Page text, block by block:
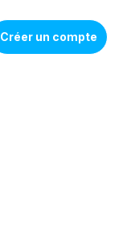
Créer un compte